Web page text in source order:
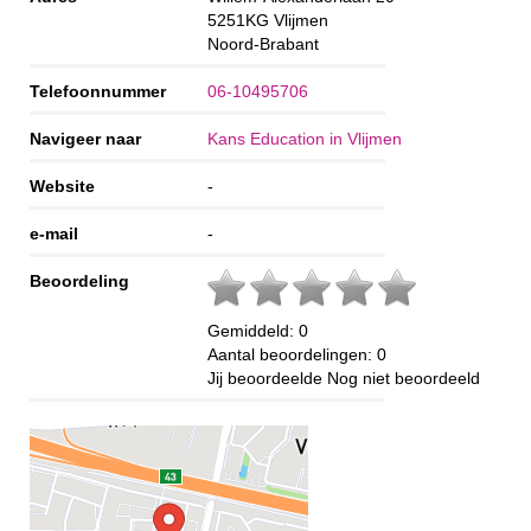
5251KG Vlijmen
Noord-Brabant
Telefoonnummer 06-10495706
Navigeer naar Kans Education in Vlijmen
Website -
e-mail -
Beoordeling
Gemiddeld: 0
Aantal beoordelingen: 0
Jij beoordeelde Nog niet beoordeeld